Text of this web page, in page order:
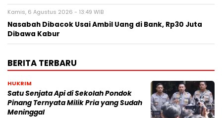
Kamis, 6 Agustus 2026 - 13:49 WIB
Nasabah Dibacok Usai Ambil Uang di Bank, Rp30 Juta
Dibawa Kabur
BERITA TERBARU
HUKRIM
Satu Senjata Api di Sekolah Pondok
Pinang Ternyata Milik Pria yang Sudah
Meninggal